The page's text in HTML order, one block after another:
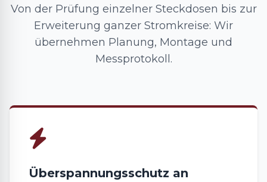
Von der Prüfung einzelner Steckdosen bis zur
Erweiterung ganzer Stromkreise: Wir
übernehmen Planung, Montage und
Messprotokoll.
Überspannungsschutz an